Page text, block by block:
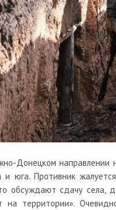
Донецком направлении
и юга. Противник
обсуждают сдачу села,
на территории».